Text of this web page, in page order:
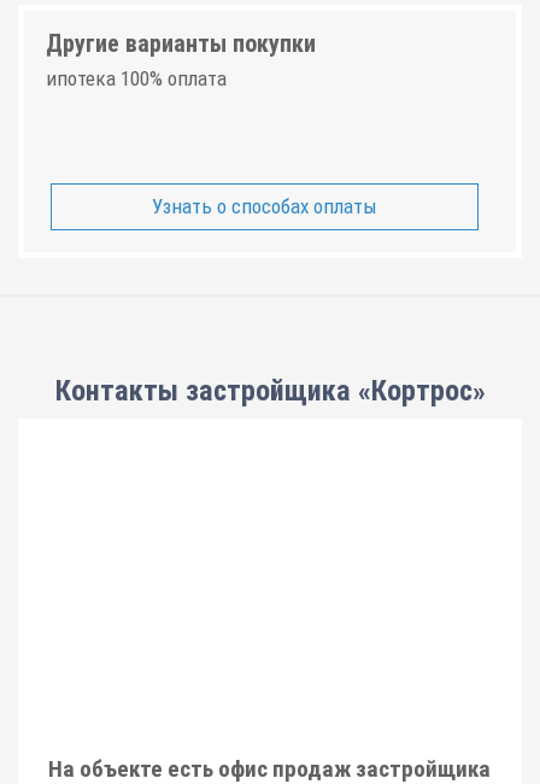
Другие варианты покупки
ипотека 100% оплата
Узнать о способах оплаты
Контакты застройщика «Кортрос»
На объекте есть офис продаж застройщика